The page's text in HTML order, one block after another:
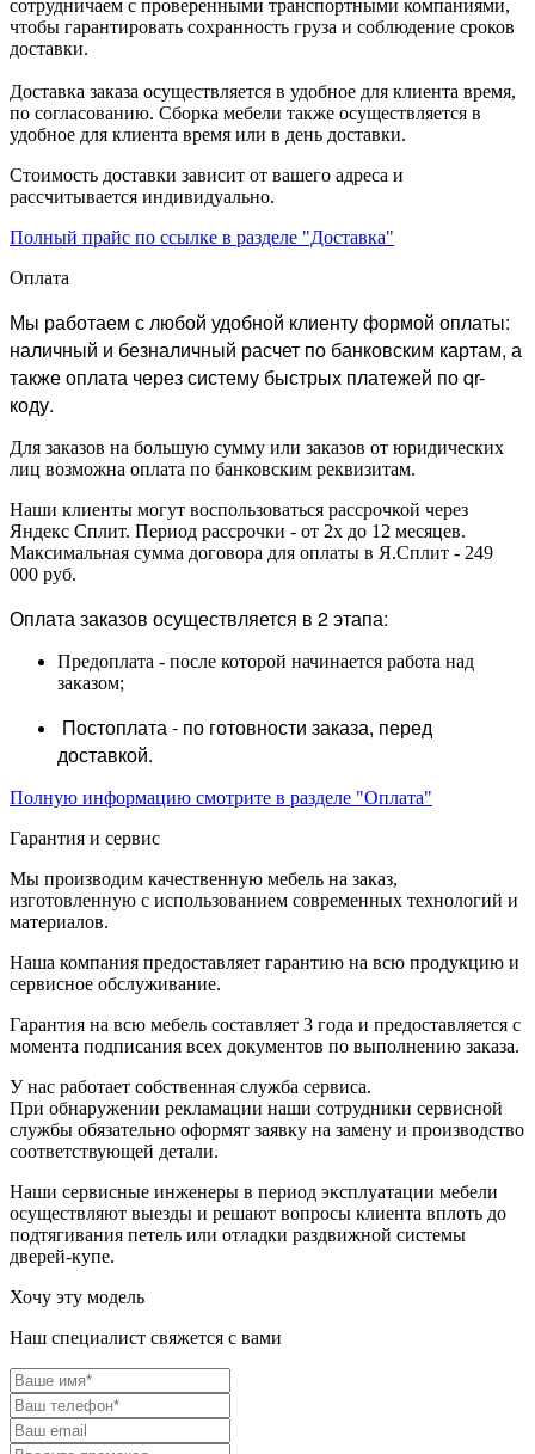
сотрудничаем с проверенными транспортными компаниями,
чтобы гарантировать сохранность груза и соблюдение сроков
доставки.
Доставка заказа осуществляется в удобное для клиента время,
по согласованию. Сборка мебели также осуществляется в
удобное для клиента время или в день доставки.
Стоимость доставки зависит от вашего адреса и
рассчитывается индивидуально.
Полный прайс по ссылке в разделе "Доставка"
Оплата
Мы работаем с любой удобной клиенту формой оплаты:
наличный и безналичный расчет по банковским картам, а
также оплата через систему быстрых платежей по qr-
коду.
Для заказов на большую сумму или заказов от юридических
лиц возможна оплата по банковским реквизитам.
Наши клиенты могут воспользоваться рассрочкой через
Яндекс Сплит. Период рассрочки - от 2х до 12 месяцев.
Максимальная сумма договора для оплаты в Я.Сплит - 249
000 руб.
Оплата заказов осуществляется в 2 этапа:
Предоплата - после которой начинается работа над
заказом;
Постоплата - по готовности заказа, перед
доставкой.
Полную информацию смотрите в разделе "Оплата"
Гарантия и сервис
Мы производим качественную мебель на заказ,
изготовленную с использованием современных технологий и
материалов.
Наша компания предоставляет гарантию на всю продукцию и
сервисное обслуживание.
Гарантия на всю мебель составляет 3 года и предоставляется с
момента подписания всех документов по выполнению заказа.
У нас работает собственная служба сервиса.
При обнаружении рекламации наши сотрудники сервисной
службы обязательно оформят заявку на замену и производство
соответствующей детали.
Наши сервисные инженеры в период эксплуатации мебели
осуществляют выезды и решают вопросы клиента вплоть до
подтягивания петель или отладки раздвижной системы
дверей-купе.
Хочу эту модель
Наш специалист свяжется с вами